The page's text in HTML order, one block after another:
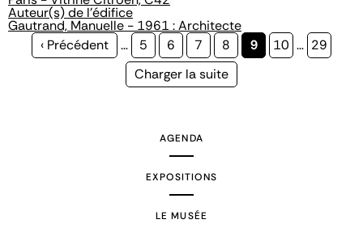
Auteur(s) de l'édifice
Gautrand, Manuelle - 1961 : Architecte
Page
‹ Précédent … Page
5 Page
6 Page
7 Page
8
Page
9 Page
10 … Page
29
Page
Charger la suite
AGENDA
EXPOSITIONS
LE MUSÉE